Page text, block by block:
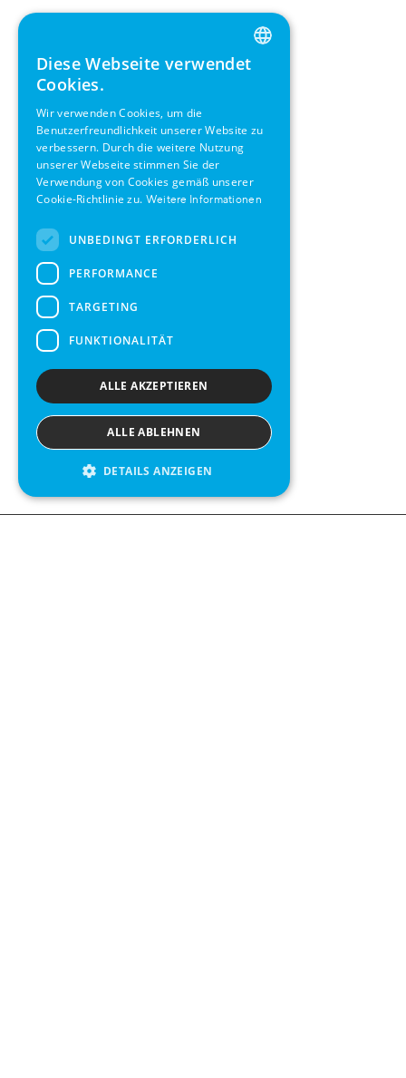
ENGLISH
SWEDISH
Diese Webseite verwendet
Cookies.
Wir verwenden Cookies, um die
Benutzerfreundlichkeit unserer Website zu
verbessern. Durch die weitere Nutzung
unserer Webseite stimmen Sie der
Verwendung von Cookies gemäß unserer
Cookie-Richtlinie zu. Weitere Informationen
UNBEDINGT ERFORDERLICH
PERFORMANCE
TARGETING
FUNKTIONALITÄT
ALLE AKZEPTIEREN
ALLE ABLEHNEN
DETAILS ANZEIGEN